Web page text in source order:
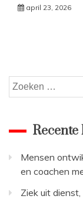
april 23, 2026
Zoeken
naar:
Mensen
en coachen
Ziek uit